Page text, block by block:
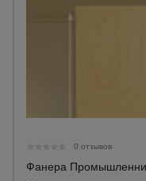
0 отзывов
Фанера